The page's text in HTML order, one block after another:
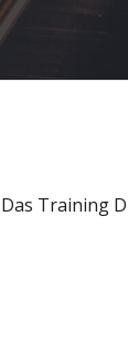
Training